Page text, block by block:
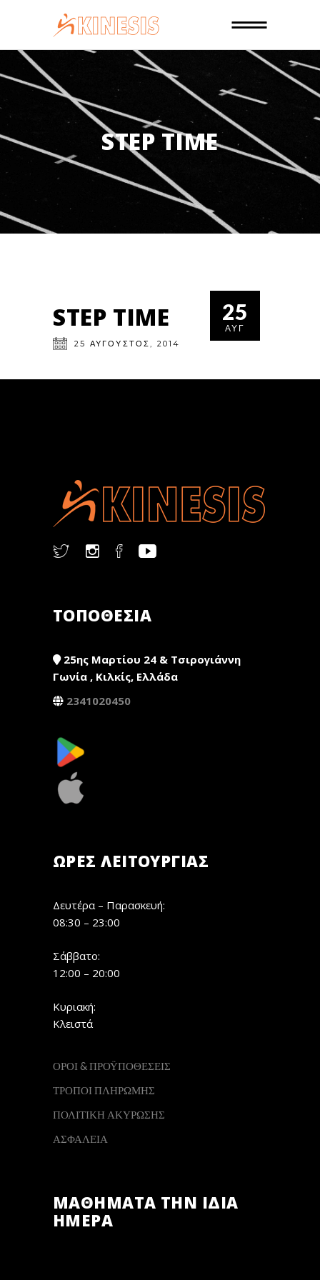
STEP TIME
25
ΑΥΓ
STEP TIME
25 ΑΎΓΟΥΣΤΟΣ 2014
ΤΟΠΟΘΕΣΙΑ
25ης Μαρτίου 24 & Τσιρογιάννη
Γωνία , Κιλκίς, Ελλάδα
2341020450
ΏΡΕΣ ΛΕΙΤΟΥΡΓΊΑΣ
Δευτέρα – Παρασκευή:
08:30 – 23:00
Σάββατο:
12:00 – 20:00
Κυριακή:
Κλειστά
ΟΡΟΙ & ΠΡΟΫΠΟΘΕΣΕΙΣ
ΤΡΟΠΟΙ ΠΛΗΡΩΜΗΣ
ΠΟΛΙΤΙΚΗ ΑΚΥΡΩΣΗΣ
ΑΣΦΑΛΕΙΑ
ΜΑΘΗΜΑΤΑ ΤΗΝ ΙΔΙΑ
ΗΜΕΡΑ